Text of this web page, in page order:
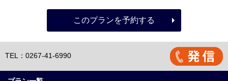
このプランを予約する
TEL：0267-41-6990